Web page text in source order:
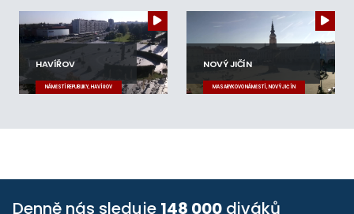
HAVÍŘOV
NÁMĚSTÍ REPUBLIKY, HAVÍŘOV
NOVÝ JIČÍN
MASARYKOVO NÁMĚSTÍ, NOVÝ JIČÍN
Denně nás sleduje 148 000 diváků